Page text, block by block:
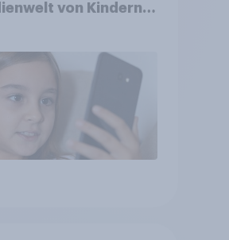
von Kindern